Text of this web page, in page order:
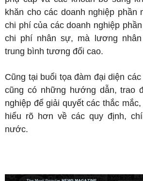
khăn cho các doanh nghiệp phần
chi phí của các doanh nghiệp
chi phí nhân sự, mà lương
trung bình tương đối cao.
Cũng tại buổi tọa đàm đại diện
cũng có những hướng dẫn, trao
nghiệp để giải quyết các thắc
hiểu rõ hơn về các quy định,
nước.